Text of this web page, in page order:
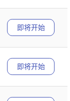
即将开始
即将开始